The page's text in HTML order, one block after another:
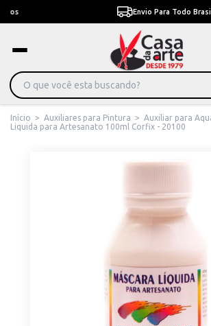
Envio Para Todo Brasil Com fretes
Início > Auxiliares para Pintura > Auxiliar para
Liquida para Artesanato 100ml Corfix - 20100